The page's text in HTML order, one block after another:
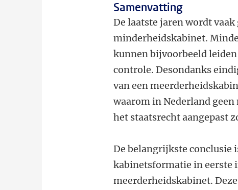
Samenvatting
De laatste jaren wordt
minderheidskabinet.
kunnen bijvoorbeeld
controle. Desondanks
van een
waarom in Nederland
het staatsrecht aangepast
De belangrijkste conclusie
kabinetsformatie in eerste
meerderheidskabinet.